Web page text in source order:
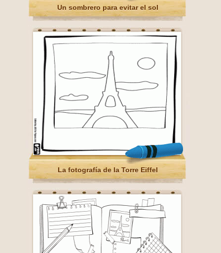
Un sombrero para evitar el sol
La fotografía de la Torre Eiffel